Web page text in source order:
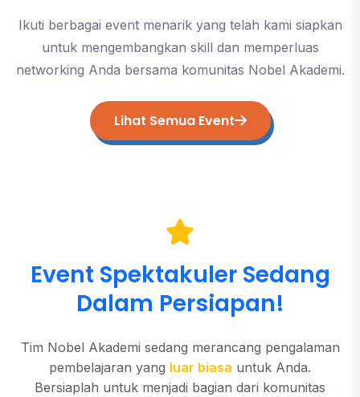
Ikuti berbagai event menarik yang telah kami siapkan
untuk mengembangkan skill dan memperluas
networking Anda bersama komunitas Nobel Akademi.
Lihat Semua Event
Event Spektakuler Sedang
Dalam Persiapan!
Tim Nobel Akademi sedang merancang pengalaman
pembelajaran yang luar biasa untuk Anda.
Bersiaplah untuk menjadi bagian dari komunitas